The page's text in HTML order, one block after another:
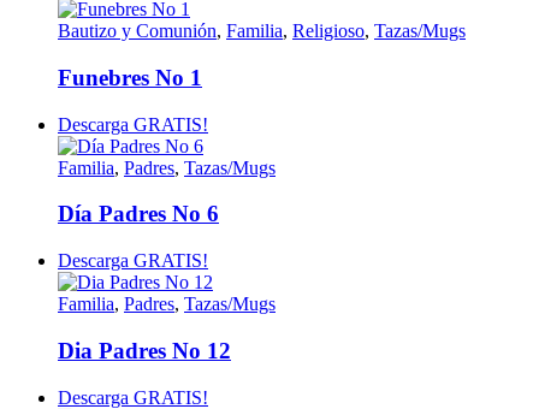
Bautizo y Comunión, Familia, Religioso, Tazas/Mugs
Funebres No 1
Descarga GRATIS!
Familia, Padres, Tazas/Mugs
Día Padres No 6
Descarga GRATIS!
Familia, Padres, Tazas/Mugs
Dia Padres No 12
Descarga GRATIS!